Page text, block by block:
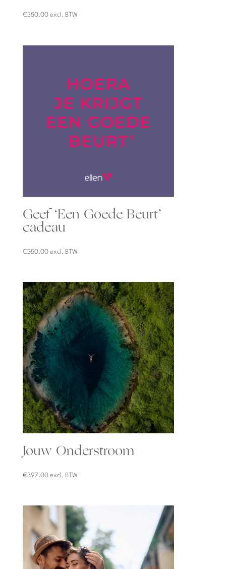
€350.00 excl. BTW
Geef ‘Een Goede Beurt’
cadeau
€350.00 excl. BTW
Jouw Onderstroom
€397.00 excl. BTW